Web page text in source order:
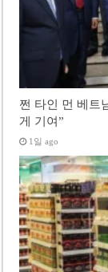
쩐 타인 먼 베트
게 기여”
1일 ago